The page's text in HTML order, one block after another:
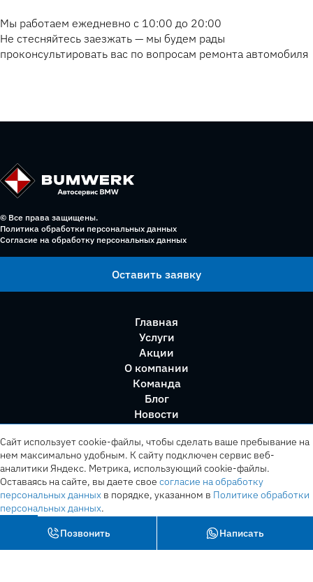
Мы работаем ежедневно с 10:00 до 20:00
Не стесняйтесь заезжать — мы будем рады
проконсультировать вас по вопросам ремонта автомобиля
© Все права защищены.
Политика обработки персональных данных
Согласие на обработку персональных данных
Оставить заявку
Главная
Услуги
Акции
О компании
Команда
Блог
Новости
Позвонить Написать
Сайт использует cookie-файлы, чтобы сделать ваше пребывание на
нем максимально удобным. К cайту подключен сервис веб-
аналитики Яндекс. Метрика, использующий cookie-файлы.
Оставаясь на сайте, вы даете свое согласие на обработку
персональных данных в порядке, указанном в Политике обработки
персональных данных.